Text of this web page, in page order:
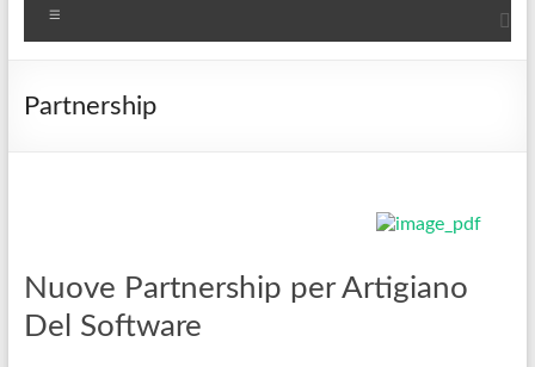
Partnership
Nuove Partnership per Artigiano
Del Software